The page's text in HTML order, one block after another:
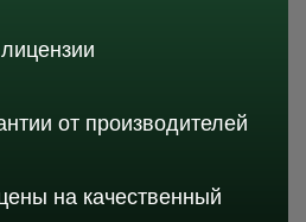
от производителей
на качественный